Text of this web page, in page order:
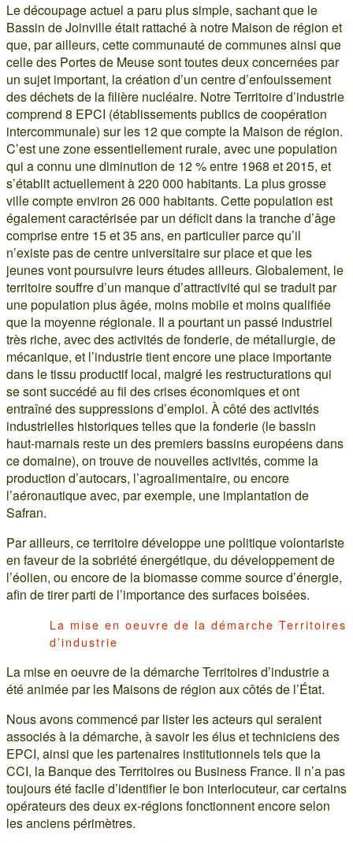
Le découpage actuel a paru plus simple, sachant que le
Bassin de Joinville était rattaché à notre Maison de région et
que, par ailleurs, cette communauté de communes ainsi que
celle des Portes de Meuse sont toutes deux concernées par
un sujet important, la création d’un centre d’enfouissement
des déchets de la filière nucléaire. Notre Territoire d’industrie
comprend 8 EPCI (établissements publics de coopération
intercommunale) sur les 12 que compte la Maison de région.
C’est une zone essentiellement rurale, avec une population
qui a connu une diminution de 12 % entre 1968 et 2015, et
s’établit actuellement à 220 000 habitants. La plus grosse
ville compte environ 26 000 habitants. Cette population est
également caractérisée par un déficit dans la tranche d’âge
comprise entre 15 et 35 ans, en particulier parce qu’il
n’existe pas de centre universitaire sur place et que les
jeunes vont poursuivre leurs études ailleurs. Globalement, le
territoire souffre d’un manque d’attractivité qui se traduit par
une population plus âgée, moins mobile et moins qualifiée
que la moyenne régionale. Il a pourtant un passé industriel
très riche, avec des activités de fonderie, de métallurgie, de
mécanique, et l’industrie tient encore une place importante
dans le tissu productif local, malgré les restructurations qui
se sont succédé au fil des crises économiques et ont
entraîné des suppressions d’emploi. À côté des activités
industrielles historiques telles que la fonderie (le bassin
haut-marnais reste un des premiers bassins européens dans
ce domaine), on trouve de nouvelles activités, comme la
production d’autocars, l’agroalimentaire, ou encore
l’aéronautique avec, par exemple, une implantation de
Safran.
Par ailleurs, ce territoire développe une politique volontariste
en faveur de la sobriété énergétique, du développement de
l’éolien, ou encore de la biomasse comme source d’énergie,
afin de tirer parti de l’importance des surfaces boisées.
La mise en oeuvre de la démarche Territoires
d’industrie
La mise en oeuvre de la démarche Territoires d’industrie a
été animée par les Maisons de région aux côtés de l’État.
Nous avons commencé par lister les acteurs qui seraient
associés à la démarche, à savoir les élus et techniciens des
EPCI, ainsi que les partenaires institutionnels tels que la
CCI, la Banque des Territoires ou Business France. Il n’a pas
toujours été facile d’identifier le bon interlocuteur, car certains
opérateurs des deux ex-régions fonctionnent encore selon
les anciens périmètres.